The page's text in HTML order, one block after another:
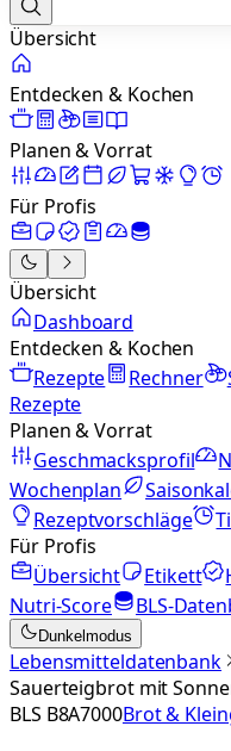
Übersicht
Entdecken & Kochen
Planen & Vorrat
Für Profis
Übersicht
Dashboard
Entdecken & Kochen
Rezepte
Rechner
Rezepte
Planen & Vorrat
Geschmacksprofil
Wochenplan
Rezeptvorschläge
Für Profis
Übersicht
Etikett
Nutri-Score
BLS-
Dunkelmodus
Lebensmitteldatenbank
Sauerteigbrot mit
BLS B8A7000Brot &